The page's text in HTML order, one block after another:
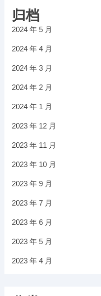
归档
2024 年 5 月
2024 年 4 月
2024 年 3 月
2024 年 2 月
2024 年 1 月
2023 年 12 月
2023 年 11 月
2023 年 10 月
2023 年 9 月
2023 年 7 月
2023 年 6 月
2023 年 5 月
2023 年 4 月